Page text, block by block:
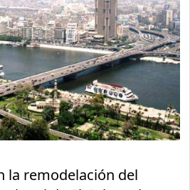
la remodelación del